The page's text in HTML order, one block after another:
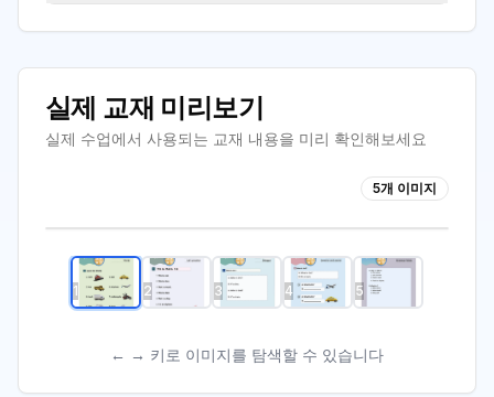
실제 교재 미리보기
실제 수업에서 사용되는 교재 내용을 미리 확인해보세요
5개 이미지
1 2 3 4 5
← → 키로 이미지를 탐색할 수 있습니다